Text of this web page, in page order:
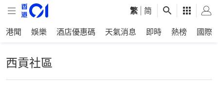
繁 简
港聞 娛樂 酒店優惠碼 天氣消息 即時 熱榜 國際
西貢社區